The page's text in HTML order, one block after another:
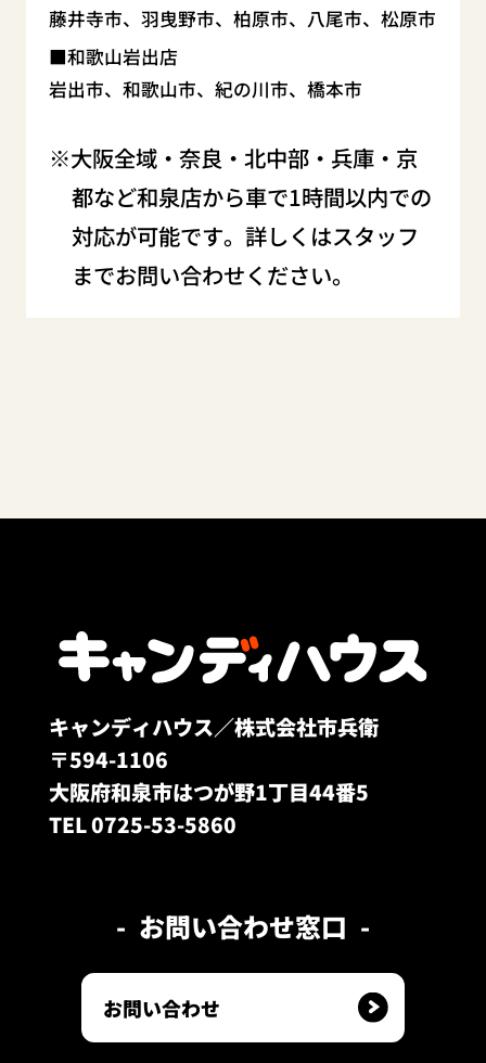
藤井寺市、羽曳野市、柏原市、八尾市、松原市
和歌山岩出店
岩出市、和歌山市、紀の川市、橋本市
大阪全域・奈良・北中部・兵庫・京
都など和泉店から車で1時間以内での
対応が可能です。詳しくはスタッフ
までお問い合わせください。
キャンディハウス／株式会社市兵衛
〒594-1106
大阪府和泉市はつが野1丁目44番5
TEL 0725-53-5860
お問い合わせ窓口
お問い合わせ